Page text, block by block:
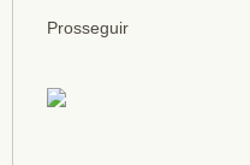
Prosseguir